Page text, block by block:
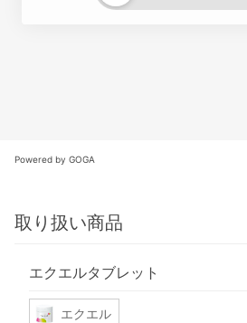
Powered by GOGA
取り扱い商品
エクエルタブレット
エクエル